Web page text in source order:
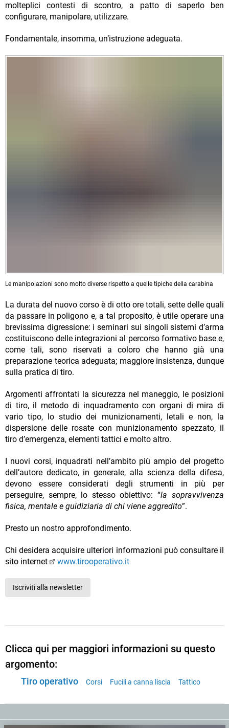
molteplici contesti di scontro, a patto di saperlo ben
configurare, manipolare, utilizzare.
Fondamentale, insomma, un’istruzione adeguata.
Le manipolazioni sono molto diverse rispetto a quelle tipiche della carabina
La durata del nuovo corso è di otto ore totali, sette delle quali
da passare in poligono e, a tal proposito, è utile operare una
brevissima digressione: i seminari sui singoli sistemi d’arma
costituiscono delle integrazioni al percorso formativo base e,
come tali, sono riservati a coloro che hanno già una
preparazione teorica adeguata; maggiore insistenza, dunque
sulla pratica di tiro.
Argomenti affrontati la sicurezza nel maneggio, le posizioni
di tiro, il metodo di inquadramento con organi di mira di
vario tipo, lo studio dei munizionamenti, letali e non, la
dispersione delle rosate con munizionamento spezzato, il
tiro d’emergenza, elementi tattici e molto altro.
I nuovi corsi, inquadrati nell’ambito più ampio del progetto
dell’autore dedicato, in generale, alla scienza della difesa,
devono essere considerati degli strumenti in più per
perseguire, sempre, lo stesso obiettivo: “la sopravvivenza
fisica, mentale e guidiziaria di chi viene aggredito”.
Presto un nostro approfondimento.
Chi desidera acquisire ulteriori informazioni può consultare il
sito internet
www.tirooperativo.it
Iscriviti alla newsletter
Clicca qui per maggiori informazioni su questo
argomento:
Tiro operativo Corsi Fucili a canna liscia Tattico